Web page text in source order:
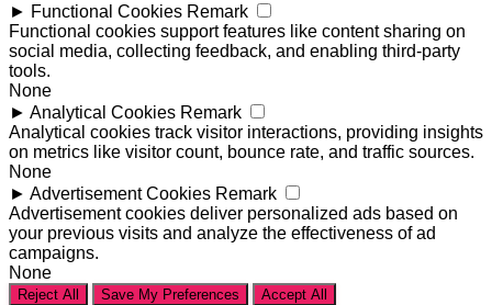
► Functional Cookies Remark
Functional cookies support features like content sharing on
social media, collecting feedback, and enabling third-party
tools.
None
► Analytical Cookies Remark
Analytical cookies track visitor interactions, providing insights
on metrics like visitor count, bounce rate, and traffic sources.
None
► Advertisement Cookies Remark
Advertisement cookies deliver personalized ads based on
your previous visits and analyze the effectiveness of ad
campaigns.
None
Reject All Save My Preferences Accept All